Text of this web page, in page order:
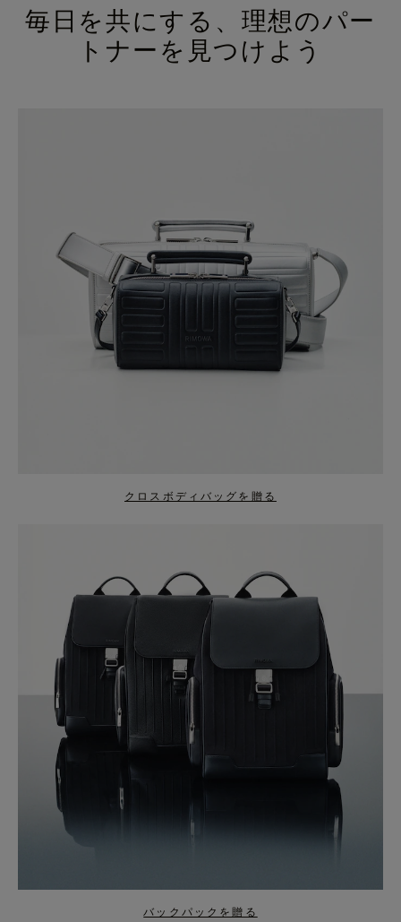
毎日を共にする、理想のパー
トナーを見つけよう
クロスボディバッグを贈る
バックパックを贈る